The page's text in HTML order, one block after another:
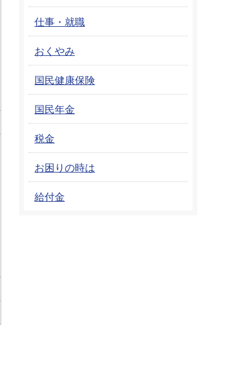
仕事・就職
おくやみ
国民健康保険
国民年金
税金
お困りの時は
給付金